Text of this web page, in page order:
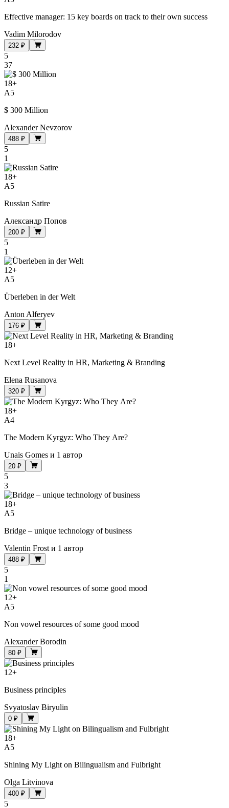
Effective manager: 15 key boards on track to their own success
Vadim Milorodov
232 ₽
5
37
18+
A5
$ 300 Million
Alexander Nevzorov
488 ₽
5
1
18+
A5
Russian Satire
Александр Попов
200 ₽
5
1
12+
A5
Überleben in der Welt
Anton Alferyev
176 ₽
18+
Next Level Reality in HR, Marketing & Branding
Elena Rusanova
320 ₽
18+
A4
The Modern Kyrgyz: Who They Are?
Unais Gomes и 1 автор
20 ₽
5
3
18+
A5
Bridge – unique technology of business
Valentin Frost и 1 автор
488 ₽
5
1
12+
A5
Non vowel resources of some good mood
Alexander Borodin
80 ₽
12+
Business principles
Svyatoslav Biryulin
0 ₽
18+
A5
Shining My Light on Bilingualism and Fulbright
Olga Litvinova
400 ₽
5